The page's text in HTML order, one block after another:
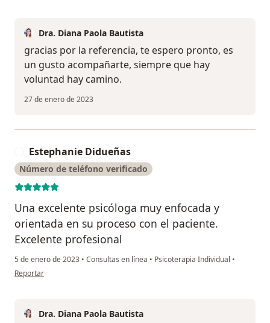
Dra. Diana Paola Bautista
gracias por la referencia, te espero pronto, es
un gusto acompañarte, siempre que hay
voluntad hay camino.
27 de enero de 2023
Estephanie Didueñas
Número de teléfono verificado
Una excelente psicóloga muy enfocada y
orientada en su proceso con el paciente.
Excelente profesional
5 de enero de 2023 • Consultas en línea • Psicoterapia Individual •
en opinión del usuario Estephanie Didueñas
Reportar
Dra. Diana Paola Bautista